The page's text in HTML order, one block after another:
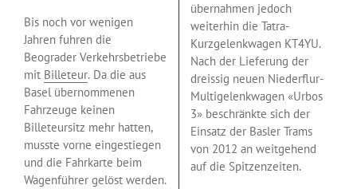
Bis noch vor wenigen
Jahren fuhren die
Beograder Verkehrsbetriebe
mit Billeteur. Da die aus
Basel übernommenen
Fahrzeuge keinen
Billeteursitz mehr hatten,
musste vorne eingestiegen
und die Fahrkarte beim
Wagenführer gelöst werden.
übernahmen jedoch
weiterhin die Tatra-
Kurzgelenkwagen KT4YU.
Nach der Lieferung der
dreissig neuen Niederflur-
Multigelenkwagen «Urbos
3» beschränkte sich der
Einsatz der Basler Trams
von 2012 an weitgehend
auf die Spitzenzeiten.